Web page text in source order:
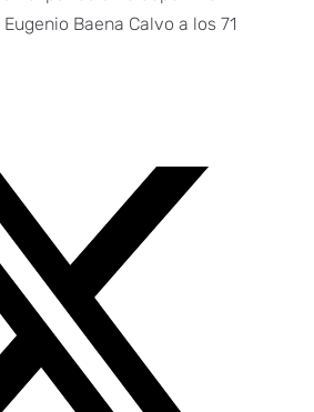
Baena Calvo a los 71